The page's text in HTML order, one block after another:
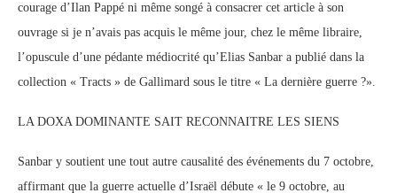
courage d’Ilan Pappé ni même songé à consacrer cet article à son
ouvrage si je n’avais pas acquis le même jour, chez le même libraire,
l’opuscule d’une pédante médiocrité qu’Elias Sanbar a publié dans la
collection « Tracts » de Gallimard sous le titre « La dernière guerre ?».
LA DOXA DOMINANTE SAIT RECONNAITRE LES SIENS
Sanbar y soutient une tout autre causalité des événements du 7 octobre,
affirmant que la guerre actuelle d’Israël débute « le 9 octobre, au